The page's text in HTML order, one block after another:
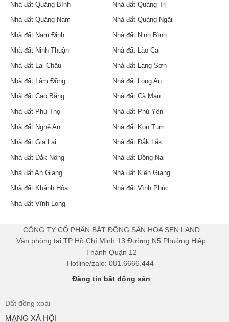
Nhà đất Quảng Bình
Nhà đất Quảng Trị
Nhà đất Quảng Nam
Nhà đất Quảng Ngãi
Nhà đất Nam Định
Nhà đất Ninh Bình
Nhà đất Ninh Thuận
Nhà đất Lào Cai
Nhà đất Lai Châu
Nhà đất Lạng Sơn
Nhà đất Lâm Đồng
Nhà đất Long An
Nhà đất Cao Bằng
Nhà đất Cà Mau
Nhà đất Phú Thọ
Nhà đất Phú Yên
Nhà đất Nghệ An
Nhà đất Kon Tum
Nhà đất Gia Lai
Nhà đất Đắk Lắk
Nhà đất Đắk Nông
Nhà đất Đồng Nai
Nhà đất An Giang
Nhà đất Kiên Giang
Nhà đất Khánh Hòa
Nhà đất Vĩnh Phúc
Nhà đất Vĩnh Long
​CÔNG TY CỔ PHẦN BẤT ĐỘNG SẢN HOA SEN LAND
Văn phòng tại TP Hồ Chí Minh 13 Đường N5 Phường Hiệp
Thành Quận 12
Hotline/zalo: 081.6666.444
Đăng tin bất động sản
Đất đồng xoài
MẠNG XÃ HỘI